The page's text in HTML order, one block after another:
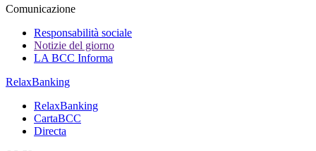
Comunicazione
Responsabilità sociale
Notizie del giorno
LA BCC Informa
RelaxBanking
RelaxBanking
CartaBCC
Directa